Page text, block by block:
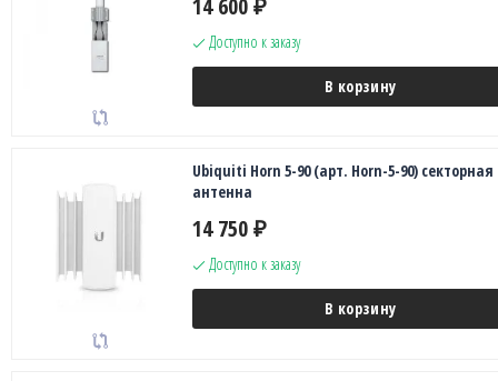
14 600 ₽
Доступно к заказу
В корзину
Ubiquiti Horn 5-90 (арт. Horn-5-90) секторная
антенна
14 750 ₽
Доступно к заказу
В корзину